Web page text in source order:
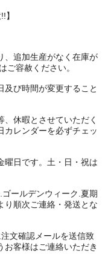
、追加生産がなく在庫が
ご容赦ください。
び時間が変更すること
休暇とさせていただく
カレンダーを必ずチェッ
日です。土・日・祝は
ールデンウィーク.夏期
り順次ご連絡・発送とな
文確認メールを送信致
お客様はご連絡いただき